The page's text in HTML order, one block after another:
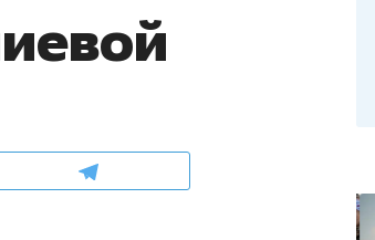
мастеров
школьной формы о контрафакте,
налогах и развитии без кредитов